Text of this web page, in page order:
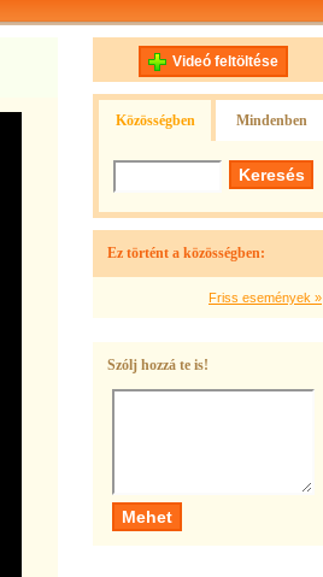
Videó feltöltése
Közösségben Mindenben
Ez történt a közösségben:
Friss események »
Szólj hozzá te is!